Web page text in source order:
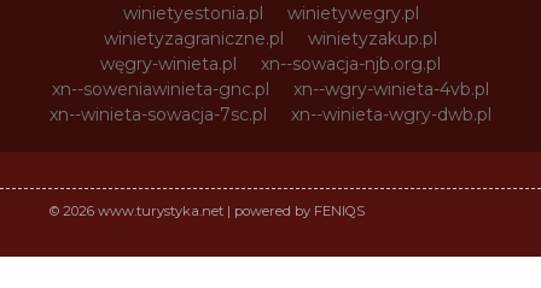
winietyestonia.pl
winietywegry.pl
winietyzagraniczne.pl
winietyzakup.pl
węgry-winieta.pl
xn--sowacja-njb.org.pl
xn--soweniawinieta-gnc.pl
xn--wgry-winieta-4vb.pl
xn--winieta-sowacja-7sc.pl
xn--winieta-wgry-dwb.pl
© 2026 www.turystyka.net | powered by FENIQS